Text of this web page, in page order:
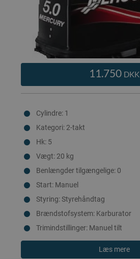
11.750 DKK
Cylindre: 1
Kategori: 2-takt
Hk: 5
Vægt: 20 kg
Benlængder tilgængelige: 0
Start: Manuel
Styring: Styrehåndtag
Brændstofsystem: Karburator
Trimindstillinger: Manuel tilt
Læs mere